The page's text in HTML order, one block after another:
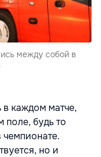
между собой в
каждом матче,
будь то
но и